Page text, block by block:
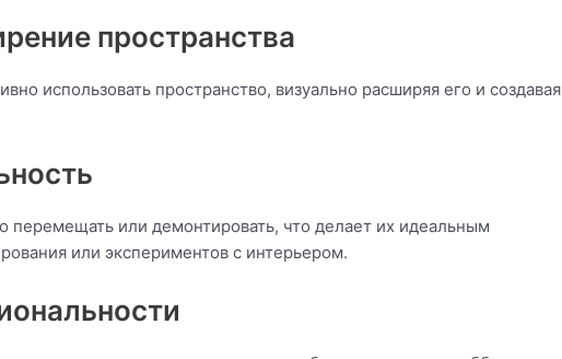
пространства
использовать пространство, визуально расширяя его и создавая
перемещать или демонтировать, что делает их идеальным
или экспериментов с интерьером.